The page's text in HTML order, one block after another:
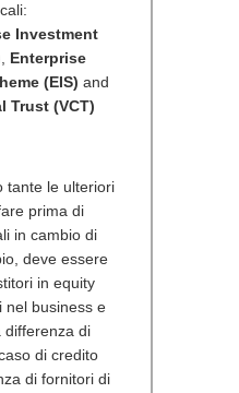
Investment
, Enterprise
(EIS) and
Trust (VCT)
tante le ulteriori
prima di
in cambio di
deve essere
in equity
nel business e
differenza di
di credito
di fornitori di